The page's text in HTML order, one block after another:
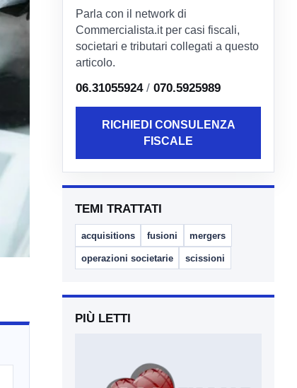
Parla con il network di
Commercialista.it per casi fiscali,
societari e tributari collegati a questo
articolo.
06.31055924 / 070.5925989
RICHIEDI CONSULENZA
FISCALE
TEMI TRATTATI
acquisitions fusioni mergers
operazioni societarie scissioni
PIÙ LETTI